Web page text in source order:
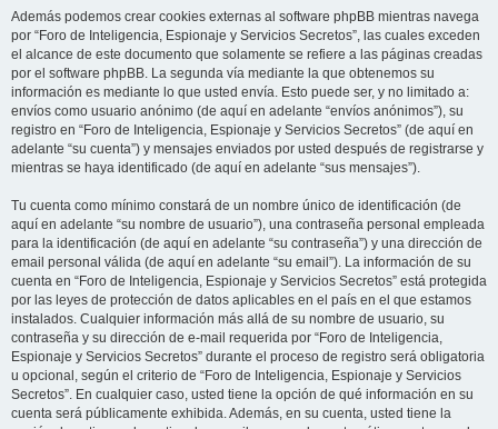
Además podemos crear cookies externas al software phpBB mientras navega
por “Foro de Inteligencia, Espionaje y Servicios Secretos”, las cuales exceden
el alcance de este documento que solamente se refiere a las páginas creadas
por el software phpBB. La segunda vía mediante la que obtenemos su
información es mediante lo que usted envía. Esto puede ser, y no limitado a:
envíos como usuario anónimo (de aquí en adelante “envíos anónimos”), su
registro en “Foro de Inteligencia, Espionaje y Servicios Secretos” (de aquí en
adelante “su cuenta”) y mensajes enviados por usted después de registrarse y
mientras se haya identificado (de aquí en adelante “sus mensajes”).
Tu cuenta como mínimo constará de un nombre único de identificación (de
aquí en adelante “su nombre de usuario”), una contraseña personal empleada
para la identificación (de aquí en adelante “su contraseña”) y una dirección de
email personal válida (de aquí en adelante “su email”). La información de su
cuenta en “Foro de Inteligencia, Espionaje y Servicios Secretos” está protegida
por las leyes de protección de datos aplicables en el país en el que estamos
instalados. Cualquier información más allá de su nombre de usuario, su
contraseña y su dirección de e-mail requerida por “Foro de Inteligencia,
Espionaje y Servicios Secretos” durante el proceso de registro será obligatoria
u opcional, según el criterio de “Foro de Inteligencia, Espionaje y Servicios
Secretos”. En cualquier caso, usted tiene la opción de qué información en su
cuenta será públicamente exhibida. Además, en su cuenta, usted tiene la